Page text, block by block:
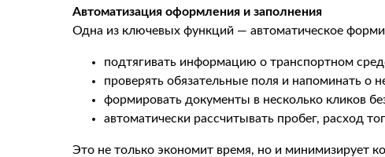
Автоматизация оформления и заполнения
Одна из ключевых функций — автоматическое
подтягивать информацию о транспортном
проверять обязательные поля и напоминать о
формировать документы в несколько кликов
автоматически рассчитывать пробег, расход
Это не только экономит время, но и минимизирует